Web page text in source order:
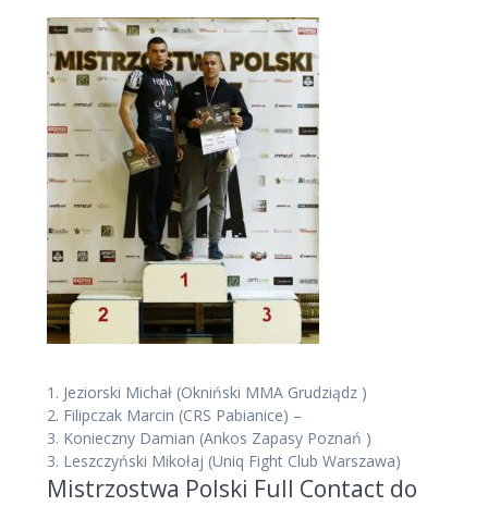
1. Jeziorski Michał (Okniński MMA Grudziądz )
2. Filipczak Marcin (CRS Pabianice) –
3. Konieczny Damian (Ankos Zapasy Poznań )
3. Leszczyński Mikołaj (Uniq Fight Club Warszawa)
Mistrzostwa Polski Full Contact do